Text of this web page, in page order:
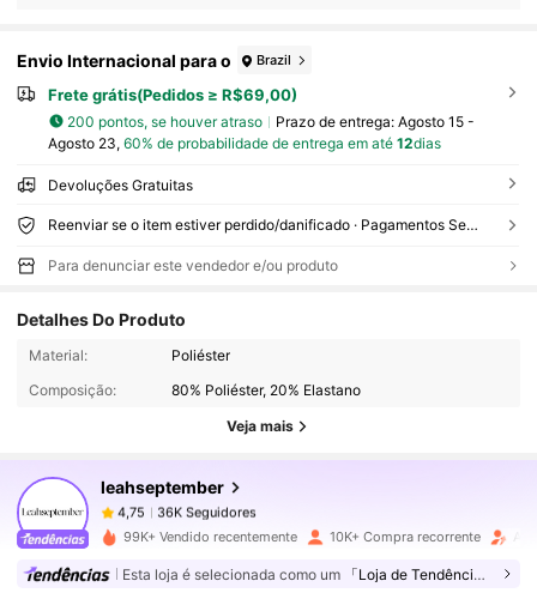
Envio Internacional para o Brazil
Frete grátis(Pedidos ≥ R$69,00)
200 pontos, se houver atraso Prazo de entrega: Agosto 15 -
Agosto 23, 60% de probabilidade de entrega em até 12dias
Devoluções Gratuitas
Reenviar se o item estiver perdido/danificado · Pagamentos Seguros · Proteção de privacidade
Para denunciar este vendedor e/ou produto
Detalhes Do Produto
Material:
Poliéster
Composição:
80% Poliéster, 20% Elastano
Veja mais
leahseptember
4,75
36K Seguidores
s***0pago1 dia atrás
4,75 36K Seguidores
99K+ Vendido recentemente 10K+ Compra recorrente
Esta loja é selecionada como um 「Loja de Tendências」